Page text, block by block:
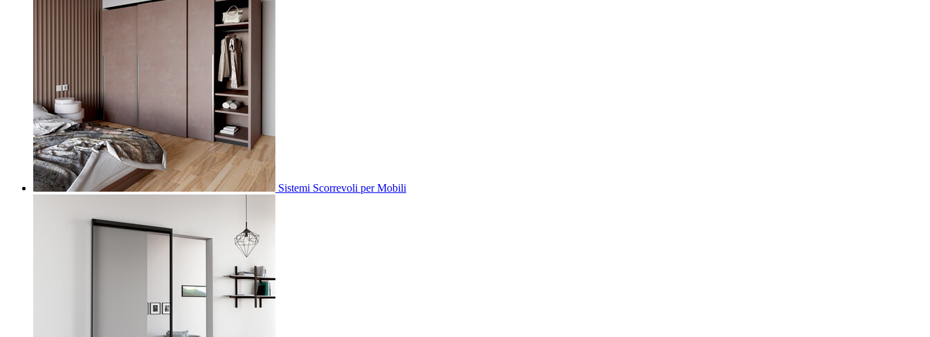
Sistemi Scorrevoli per Mobili